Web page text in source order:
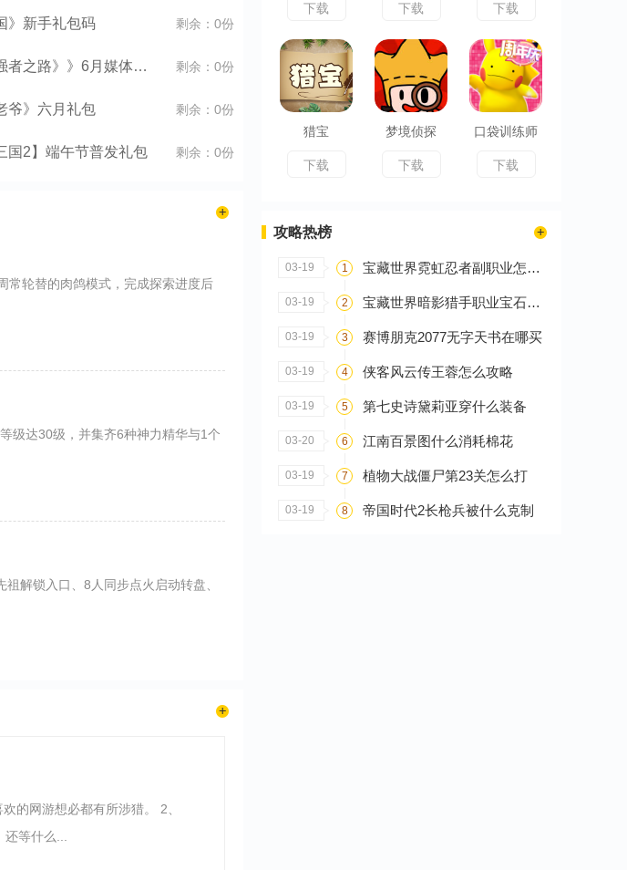
》新手礼包码 剩余：0份
《航海王强者之路》》6月媒体礼包 剩余：0份
爷》六月礼包 剩余：0份
国2】端午节普发礼包 剩余：0份
常轮替的肉鸽模式，完成探索进度后
级达30级，并集齐6种神力精华与1个
解锁入口、8人同步点火启动转盘、
的网游想必都有所涉猎。 2、
等什么...
下载 下载 下载
猎宝
下载
梦境侦探
下载
口袋训练师
下载
攻略热榜
03-19 1 宝藏世界霓虹忍者副职业怎么选
03-19 2 宝藏世界暗影猎手职业宝石怎么搭配
03-19 3 赛博朋克2077无字天书在哪买
03-19 4 侠客风云传王蓉怎么攻略
03-19 5 第七史诗黛莉亚穿什么装备
03-20 6 江南百景图什么消耗棉花
03-19 7 植物大战僵尸第23关怎么打
03-19 8 帝国时代2长枪兵被什么克制